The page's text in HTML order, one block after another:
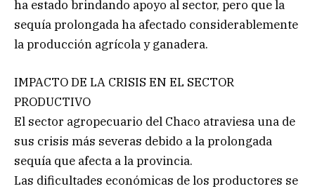
ha estado brindando apoyo al sector, pero que la
sequía prolongada ha afectado considerablemente
la producción agrícola y ganadera.
IMPACTO DE LA CRISIS EN EL SECTOR
PRODUCTIVO
El sector agropecuario del Chaco atraviesa una de
sus crisis más severas debido a la prolongada
sequía que afecta a la provincia.
Las dificultades económicas de los productores se